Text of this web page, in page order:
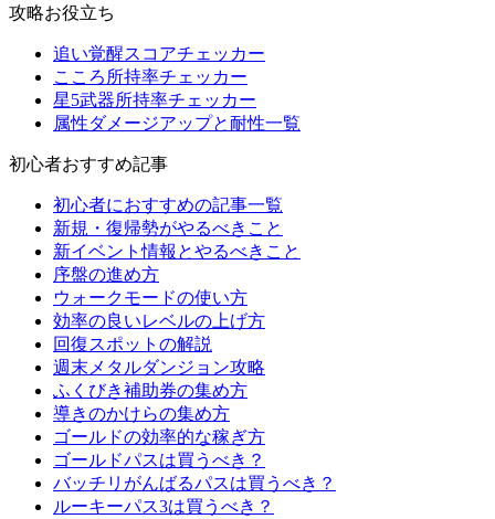
攻略お役立ち
追い覚醒スコアチェッカー
こころ所持率チェッカー
星5武器所持率チェッカー
属性ダメージアップと耐性一覧
初心者おすすめ記事
初心者におすすめの記事一覧
新規・復帰勢がやるべきこと
新イベント情報とやるべきこと
序盤の進め方
ウォークモードの使い方
効率の良いレベルの上げ方
回復スポットの解説
週末メタルダンジョン攻略
ふくびき補助券の集め方
導きのかけらの集め方
ゴールドの効率的な稼ぎ方
ゴールドパスは買うべき？
バッチリがんばるパスは買うべき？
ルーキーパス3は買うべき？